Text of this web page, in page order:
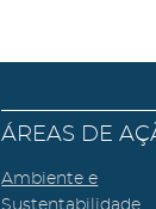
ÁREAS DE
Ambiente e
Sustentabilidade